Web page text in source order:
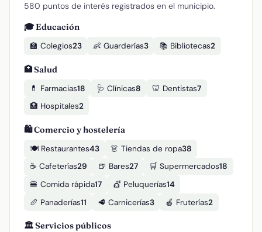
580 puntos de interés registrados en el municipio.
🎓 Educación
🏫 Colegios23 👶 Guarderías3 📚 Bibliotecas2
🏥 Salud
💊 Farmacias18 🩺 Clínicas8 🦷 Dentistas7
🏥 Hospitales2
🛍️ Comercio y hostelería
🍽️ Restaurantes43 👗 Tiendas de ropa38
☕ Cafeterías29 🍺 Bares27 🛒 Supermercados18
🍔 Comida rápida17 💇 Peluquerías14
🥖 Panaderías11 🥩 Carnicerías3 🍎 Fruterías2
🏛️ Servicios públicos